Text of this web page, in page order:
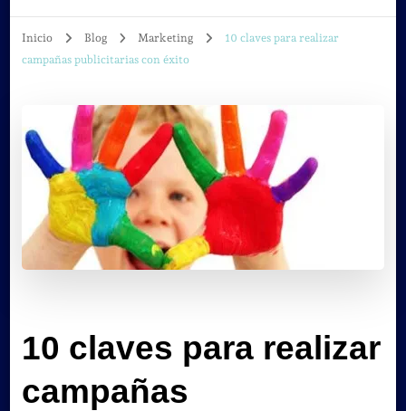
Inicio Blog Marketing
10 claves para realizar
campañas publicitarias con éxito
10 claves para realizar
campañas